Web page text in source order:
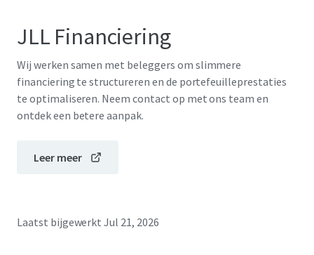
JLL Financiering
Wij werken samen met beleggers om slimmere
financiering te structureren en de portefeuilleprestaties
te optimaliseren. Neem contact op met ons team en
ontdek een betere aanpak.
Leer meer
Laatst bijgewerkt Jul 21, 2026